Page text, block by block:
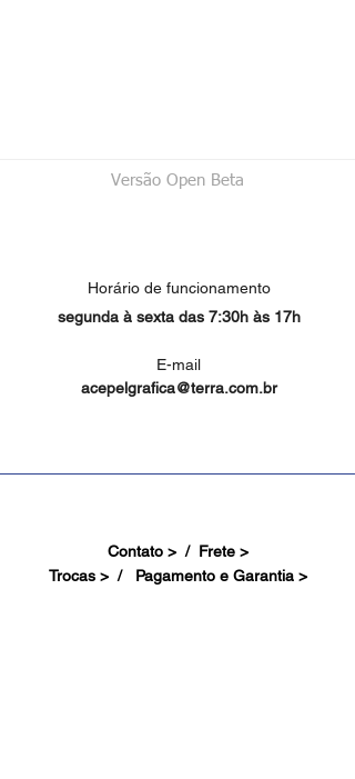
Versão Open Beta
Horário de funcionamento
segunda à sexta das 7:30h às 17h
E-mail
acepelgrafica@terra.com.br
Contato > / Frete >
Trocas > / Pagamento e Garantia >